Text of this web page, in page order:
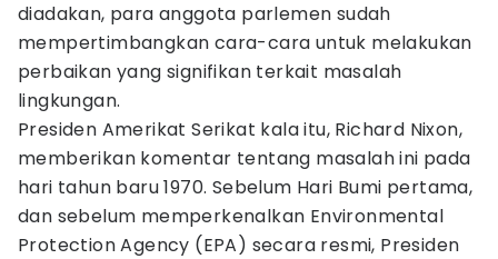
diadakan, para anggota parlemen sudah
mempertimbangkan cara-cara untuk melakukan
perbaikan yang signifikan terkait masalah
lingkungan.
Presiden Amerikat Serikat kala itu, Richard Nixon,
memberikan komentar tentang masalah ini pada
hari tahun baru 1970. Sebelum Hari Bumi pertama,
dan sebelum memperkenalkan Environmental
Protection Agency (EPA) secara resmi, Presiden